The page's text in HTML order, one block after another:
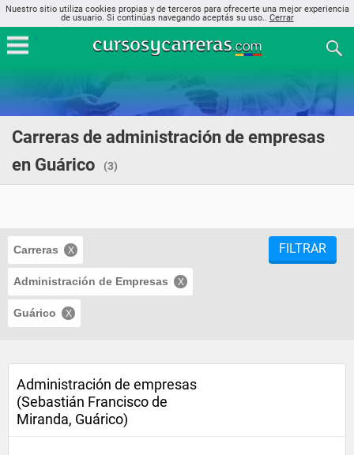
Nuestro sitio utiliza cookies propias y de terceros para ofrecerte una mejor experiencia
de usuario. Si continúas navegando aceptás su uso.. Cerrar
Carreras de administración de empresas
en Guárico
(3)
Carreras
Administración de Empresas
Guárico
FILTRAR
Administración de empresas
(Sebastián Francisco de
Miranda, Guárico)